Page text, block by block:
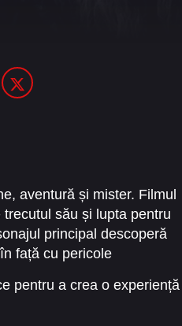
aventură și mister. Filmul
său și lupta pentru
principal descoperă
față cu pericole
pentru a crea o experiență